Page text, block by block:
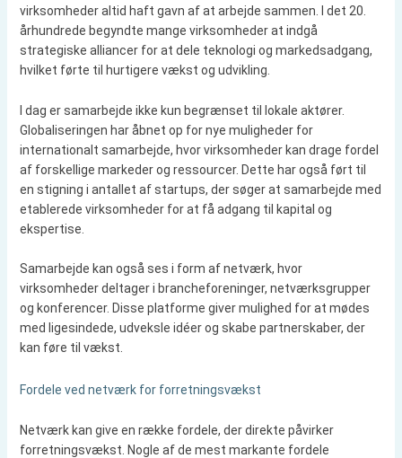
virksomheder altid haft gavn af at arbejde sammen. I det 20.
århundrede begyndte mange virksomheder at indgå
strategiske alliancer for at dele teknologi og markedsadgang,
hvilket førte til hurtigere vækst og udvikling.
I dag er samarbejde ikke kun begrænset til lokale aktører.
Globaliseringen har åbnet op for nye muligheder for
internationalt samarbejde, hvor virksomheder kan drage fordel
af forskellige markeder og ressourcer. Dette har også ført til
en stigning i antallet af startups, der søger at samarbejde med
etablerede virksomheder for at få adgang til kapital og
ekspertise.
Samarbejde kan også ses i form af netværk, hvor
virksomheder deltager i brancheforeninger, netværksgrupper
og konferencer. Disse platforme giver mulighed for at mødes
med ligesindede, udveksle idéer og skabe partnerskaber, der
kan føre til vækst.
Fordele ved netværk for forretningsvækst
Netværk kan give en række fordele, der direkte påvirker
forretningsvækst. Nogle af de mest markante fordele